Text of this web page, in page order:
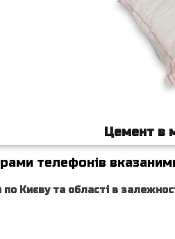
Цемент в
телефонів
Києву та області в